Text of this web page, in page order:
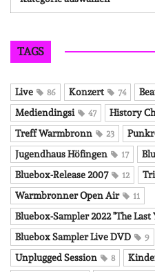
TAGS
Live 86 Konzert 74
Mediendingsi 47 History
Treff Warmbronn 23
Jugendhaus Höfingen 17
Bluebox-Release 2007 12
Warmbronner Open Air 11
Bluebox-Sampler 2022 "The Last
Bluebox Sampler Live DVD 9
Unplugged Session 8